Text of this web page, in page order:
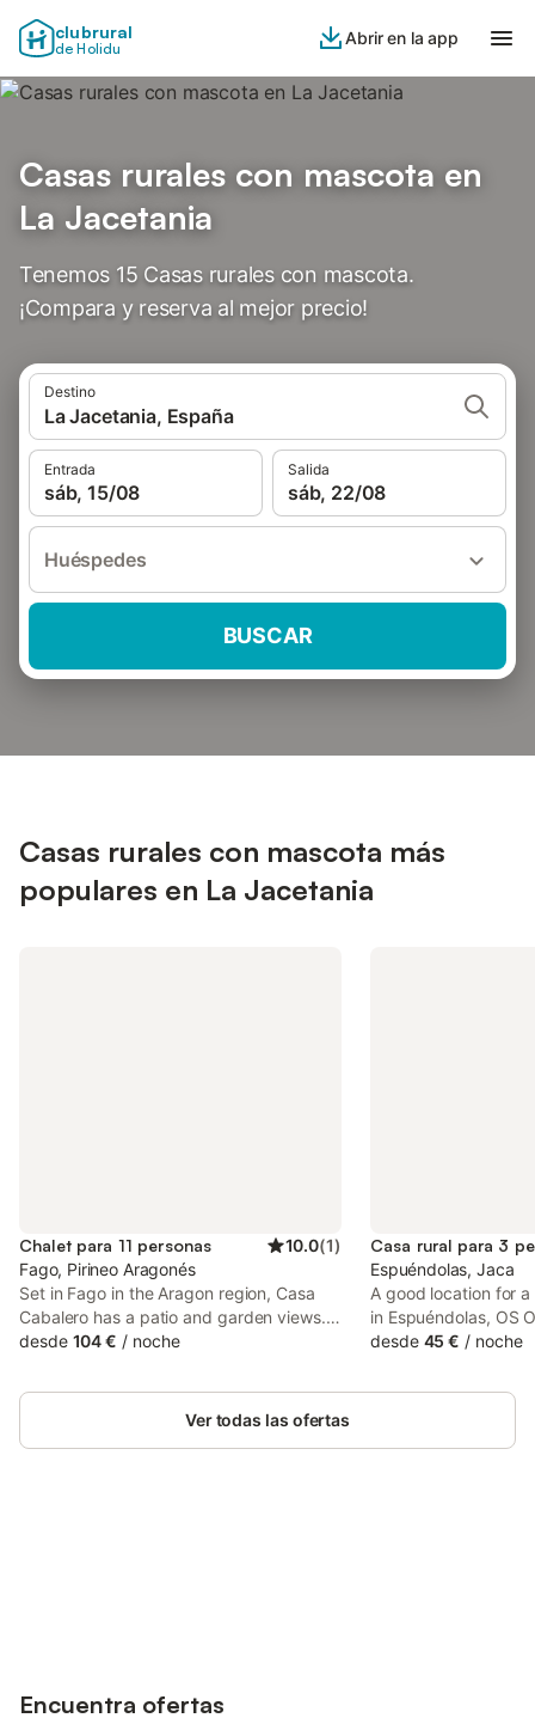
clubrural
de Holidu
Abrir en la app
Casas rurales con mascota en
La Jacetania
Tenemos 15 Casas rurales con mascota.
¡Compara y reserva al mejor precio!
Destino
La Jacetania, España
Entrada
sáb, 15/08
Salida
sáb, 22/08
Huéspedes
BUSCAR
Casas rurales con mascota más
populares en La Jacetania
Chalet para 11 personas 10.0(1)
Fago, Pirineo Aragonés
Set in Fago in the Aragon region, Casa
Cabalero has a patio and garden views.
This property offers access to a balcony,
desde 104 € / noche
Casa rural para 3
Espuéndolas, Jaca
A good location for
in Espuéndolas, OS
Apartamentos -
garden.
desde 45 € / noche
Ver todas las ofertas
Encuentra ofertas